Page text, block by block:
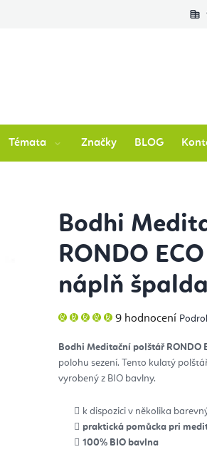
Podlozkynajogu.cz
Témata Značky BLOG
Bodhi
RONDO
náplň špalda
Průměrné
hodnocení
5,0
z
5
hvězdiček.
9 hodnocení
Bodhi Meditační polštář RONDO
polohu sezení. Tento kulatý
vyrobený z BIO bavlny.
k dispozici v několika
praktická pomůcka pri
100% BIO bavlna